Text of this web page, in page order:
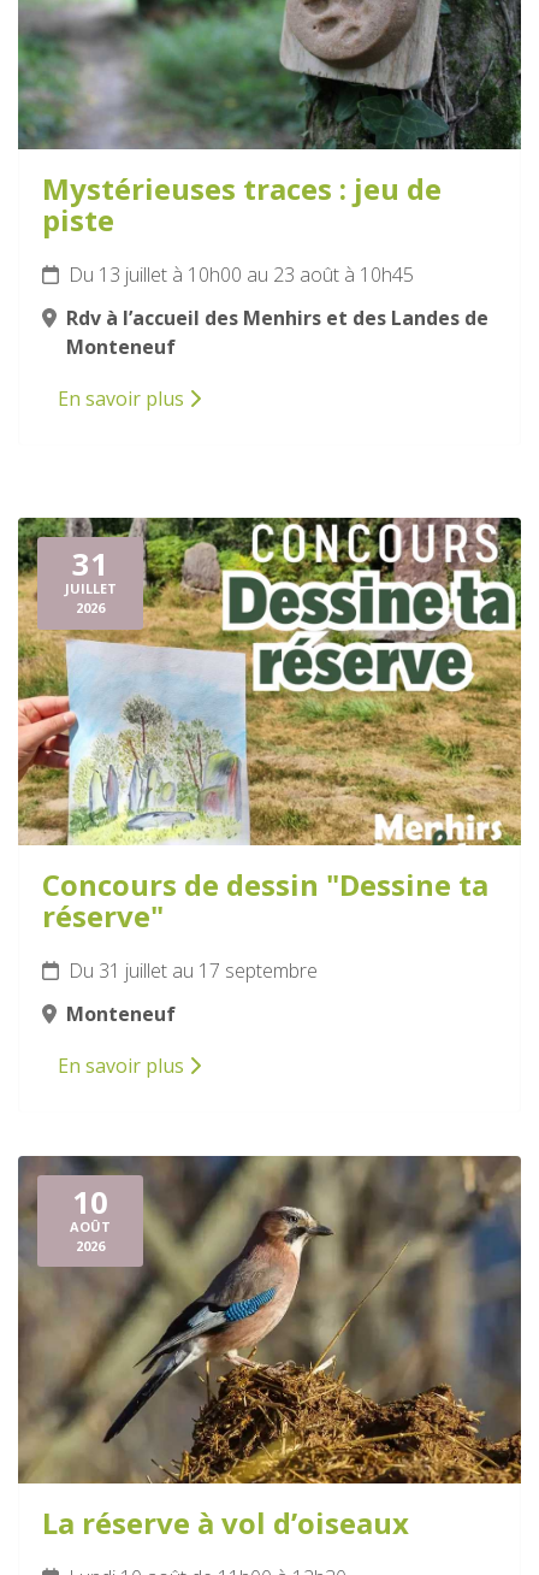
Mystérieuses traces : jeu de
piste
Du 13 juillet à 10h00 au 23 août à 10h45
Rdv à l’accueil des Menhirs et des Landes de
Monteneuf
En savoir plus
31
JUILLET
2026
Concours de dessin "Dessine ta
réserve"
Du 31 juillet au 17 septembre
Monteneuf
En savoir plus
10
AOÛT
2026
La réserve à vol d’oiseaux